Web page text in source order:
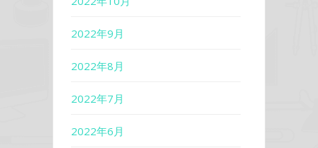
2022年9月
2022年8月
2022年7月
2022年6月